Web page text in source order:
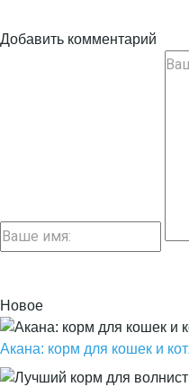
Добавить комментарий
Новое
Акана: корм для кошек и